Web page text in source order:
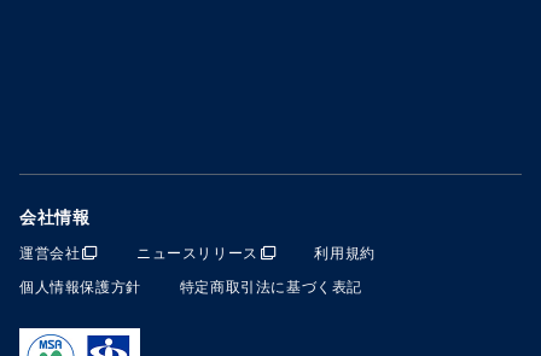
会社情報
運営会社 ニュースリリース
利用規約
個人情報保護方針
特定商取引法に基づく表記